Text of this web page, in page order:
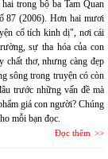
trong bộ ba Tam Quan
87 (2006). Hơn hai mươi
cổ tích kinh dị", nơi cái
sự tha hóa của con
chất thơ, nhưng càng đẹp
sông trong truyện có còn
trước những vấn đề mà
giá con người? Chúng
mỗi bạn đọc.
Đọc thêm